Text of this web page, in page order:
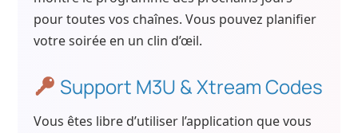
pour toutes vos chaînes. Vous pouvez planifier
votre soirée en un clin d’œil.
Support M3U & Xtream Codes
Vous êtes libre d’utiliser l’application que vous